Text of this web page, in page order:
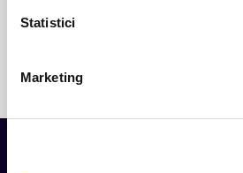
Statistici
Marketing
publicului din România într-un
dedicat celor 50 de ani de muzică